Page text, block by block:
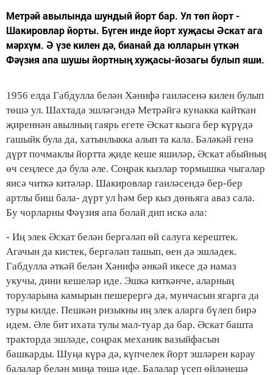
Метрәй авылында шундый йорт бар. Ул төп йорт -
Шакировлар йорты. Бүген инде йорт хуҗасы Әскат ага
мәрхүм. Ә үзе килен дә, бианай да юлларын үткән
Фәүзия апа шушы йортның хуҗасы-йозагы булып яши.
1956 елда Габдулла белән Хәнифә гаиләсенә килен булып
төшә ул. Шахтада эшләгәндә Метрәйгә кунакка кайткан
җиреннән авылның гаярь егете Әскат кызга бер күрүдә
гашыйк була да, хатынлыкка алып та кала. Бәләкәй генә
дүрт почмаклы йортта җиде кеше яшиләр, Әскат абыйның
өч сеңлесе дә була әле. Соңрак кызлар тормышка чыгалар
яисә читкә китәләр. Шакировлар гаиләсендә бер-бер
артлы биш бала- дүрт ул һәм бер кыз дөньяга аваз сала.
Бу чорларны Фәүзия апа болай дип искә ала:
- Иң элек Әскат белән бергәләп өй салуга керештек.
Агачын да кистек, бергәләп ташып, өен дә эшләдек.
Габдулла әткәй белән Хәнифә әнкәй икесе дә намаз
укучы, дини кешеләр иде. Эшкә киткәнче, аларның
торуларына камырын пешерергә дә, мунчасын ягарга да
туры килде. Пешкән ризыкны иң элек аларга бүлеп бирә
идем. Әле бит ихата тулы мал-туар да бар. Әскат башта
тракторда эшләде, соңрак механик вазыйфасын
башкарды. Шуңа күрә дә, күпчелек йорт эшләрен карау
балалар белән миңа төшә иде. Балалар үсеп өйләнешә